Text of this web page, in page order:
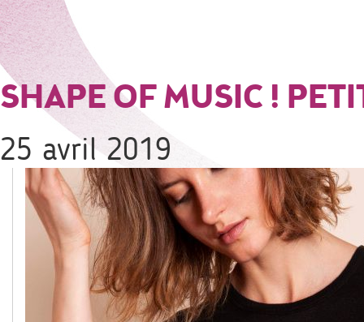
SHAPE OF MUSIC !
25 avril 2019